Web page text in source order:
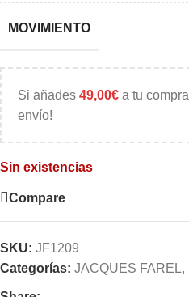
MOVIMIENTO
Si añades 49,00€ a tu
envío!
Sin existencias
Compare
SKU: JF1209
Categorías: JACQUES FAREL,